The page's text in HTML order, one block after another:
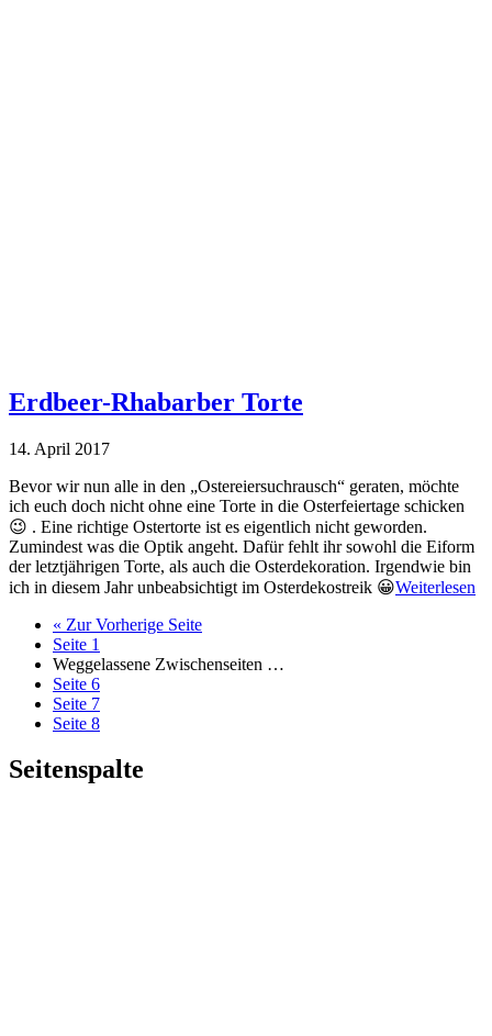
Erdbeer-Rhabarber Torte
14. April 2017
Bevor wir nun alle in den „Ostereiersuchrausch“ geraten, möchte
ich euch doch nicht ohne eine Torte in die Osterfeiertage schicken
😉 . Eine richtige Ostertorte ist es eigentlich nicht geworden.
Zumindest was die Optik angeht. Dafür fehlt ihr sowohl die Eiform
der letztjährigen Torte, als auch die Osterdekoration. Irgendwie bin
ich in diesem Jahr unbeabsichtigt im Osterdekostreik 😀Weiterlesen
« ZurVorherige Seite
Seite 1
Weggelassene Zwischenseiten …
Seite 6
Seite 7
Seite 8
Seitenspalte